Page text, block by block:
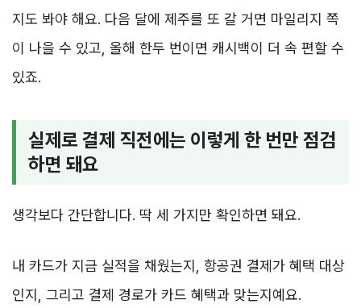
지도 봐야 해요. 다음 달에 제주를 또 갈 거면 마일리지 쪽
이 나을 수 있고, 올해 한두 번이면 캐시백이 더 속 편할 수
있죠.
실제로 결제 직전에는 이렇게 한 번만 점검
하면 돼요
생각보다 간단합니다. 딱 세 가지만 확인하면 돼요.
내 카드가 지금 실적을 채웠는지, 항공권 결제가 혜택 대상
인지, 그리고 결제 경로가 카드 혜택과 맞는지예요.